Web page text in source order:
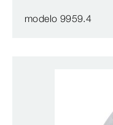
modelo 9959.4